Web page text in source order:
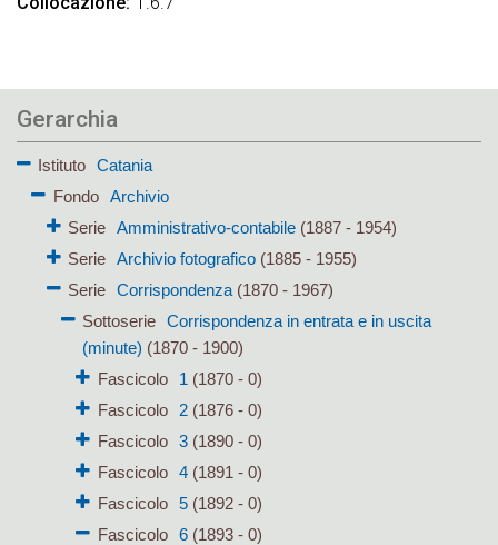
Gerarchia
Istituto
Catania
Fondo
Archivio
Serie Amministrativo-contabile(1887 - 1954)
Serie Archivio fotografico(1885 - 1955)
Serie Corrispondenza(1870 - 1967)
Sottoserie
Corrispondenza in entrata e in uscita
(minute) (1870 - 1900)
Fascicolo
1 (1870 - 0)
Fascicolo
2(1876 - 0)
Fascicolo
3(1890 - 0)
Fascicolo
4(1891 - 0)
Fascicolo
5(1892 - 0)
Fascicolo
6(1893 - 0)